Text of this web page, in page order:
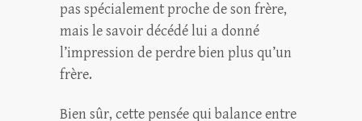
pas spécialement proche de son frère,
mais le savoir décédé lui a donné
l’impression de perdre bien plus qu’un
frère.
Bien sûr, cette pensée qui balance entre